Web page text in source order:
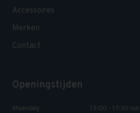
Accessoires
Merken
Contact
Openingstijden
Maandag
13:00 - 17:30 uur